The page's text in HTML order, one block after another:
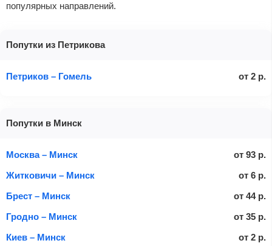
популярных направлений.
Попутки из Петрикова
Петриков – Гомель от 2 р.
Попутки в Минск
Москва – Минск от 93 р.
Житковичи – Минск
от 6 р.
Брест – Минск
от 44 р.
Гродно – Минск
от 35 р.
Киев – Минск
от 2 р.